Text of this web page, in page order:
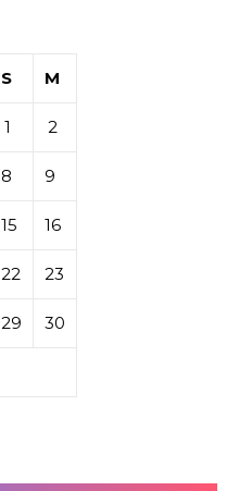
S M
1 2
8 9
15 16
22 23
29 30